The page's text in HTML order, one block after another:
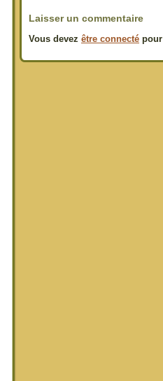
Laisser un commentaire
Vous devez être connecté